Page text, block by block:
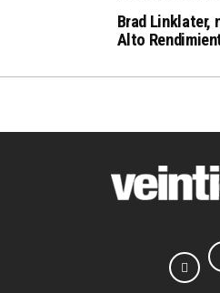
Brad Linklater,
Alto